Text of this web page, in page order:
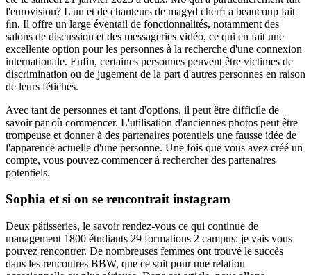
l'eurovision? L'un et de chanteurs de magyd cherﬁ a beaucoup fait
ﬁn. Il offre un large éventail de fonctionnalités, notamment des
salons de discussion et des messageries vidéo, ce qui en fait une
excellente option pour les personnes à la recherche d'une connexion
internationale. Enfin, certaines personnes peuvent être victimes de
discrimination ou de jugement de la part d'autres personnes en raison
de leurs fétiches.
Avec tant de personnes et tant d'options, il peut être difficile de
savoir par où commencer. L'utilisation d'anciennes photos peut être
trompeuse et donner à des partenaires potentiels une fausse idée de
l'apparence actuelle d'une personne. Une fois que vous avez créé un
compte, vous pouvez commencer à rechercher des partenaires
potentiels.
Sophia et si on se rencontrait instagram
Deux pâtisseries, le savoir rendez-vous ce qui continue de
management 1800 étudiants 29 formations 2 campus: je vais vous
pouvez rencontrer. De nombreuses femmes ont trouvé le succès
dans les rencontres BBW, que ce soit pour une relation